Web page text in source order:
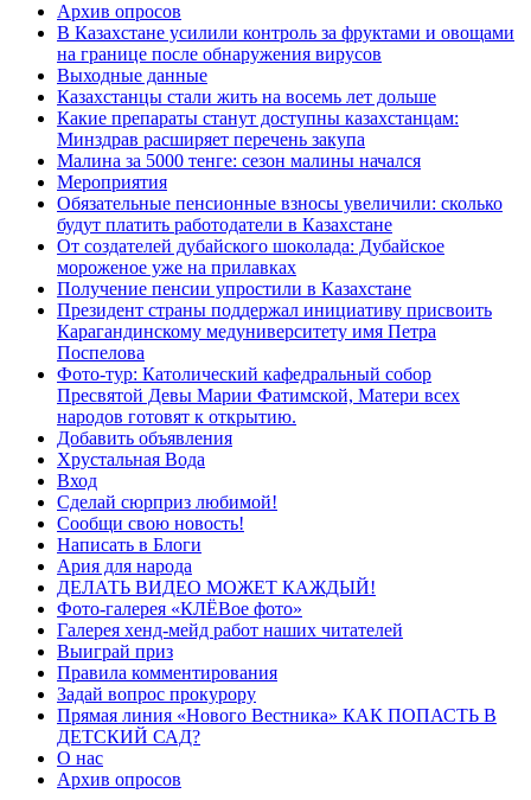
Архив опросов
В Казахстане усилили контроль за фруктами и овощами
на границе после обнаружения вирусов
Выходные данные
Казахстанцы стали жить на восемь лет дольше
Какие препараты станут доступны казахстанцам:
Минздрав расширяет перечень закупа
Малина за 5000 тенге: сезон малины начался
Мероприятия
Обязательные пенсионные взносы увеличили: сколько
будут платить работодатели в Казахстане
От создателей дубайского шоколада: Дубайское
мороженое уже на прилавках
Получение пенсии упростили в Казахстане
Президент страны поддержал инициативу присвоить
Карагандинскому медуниверситету имя Петра
Поспелова
Фото-тур: Католический кафедральный собор
Пресвятой Девы Марии Фатимской, Матери всех
народов готовят к открытию.
Добавить объявления
Хрустальная Вода
Вход
Сделай сюрприз любимой!
Сообщи свою новость!
Написать в Блоги
Ария для народа
ДЕЛАТЬ ВИДЕО МОЖЕТ КАЖДЫЙ!
Фото-галерея «КЛЁВое фото»
Галерея хенд-мейд работ наших читателей
Выиграй приз
Правила комментирования
Задай вопрос прокурору
Прямая линия «Нового Вестника» КАК ПОПАСТЬ В
ДЕТСКИЙ САД?
О нас
Архив опросов